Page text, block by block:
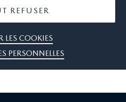
REFUSER
LES COOKIES
PERSONNELLES